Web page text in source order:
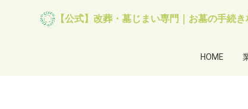
【公式】改葬・墓じまい専門｜お墓の手続
HOME